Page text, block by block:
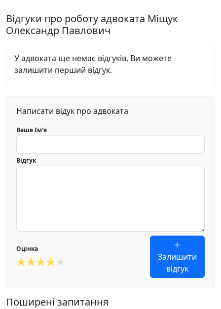
Відгуки про роботу адвоката Міщук
Олександр Павлович
У адвоката ще немає відгуків, Ви можете
залишити перший відгук.
Написати відук про адвоката
Ваше Ім'я
Відгук
Оцінка
Залишити
відгук
Поширені запитання